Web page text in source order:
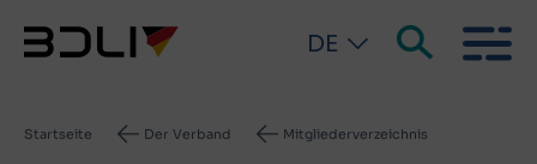
DE
Pfadnavigation
Startseite Der Verband Mitgliederverzeichnis